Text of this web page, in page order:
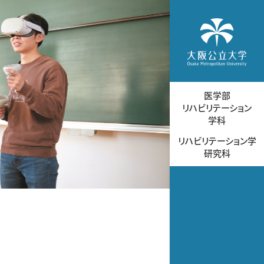
医学部
リハビリテーション
学科
リハビリテーション学
研究科